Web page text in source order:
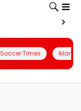
Soccer Times Iklanin